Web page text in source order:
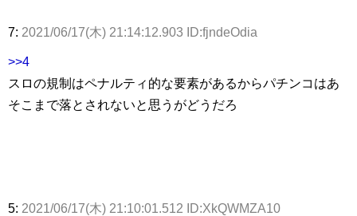
7: 2021/06/17(木) 21:14:12.903 ID:fjndeOdia
>>4
スロの規制はペナルティ的な要素があるからパチンコはあ
そこまで落とされないと思うがどうだろ
5: 2021/06/17(木) 21:10:01.512 ID:XkQWMZA10